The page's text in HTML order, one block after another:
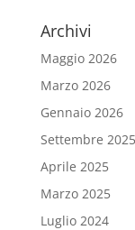
Archivi
Maggio 2026
Marzo 2026
Gennaio 2026
Settembre 2025
Aprile 2025
Marzo 2025
Luglio 2024